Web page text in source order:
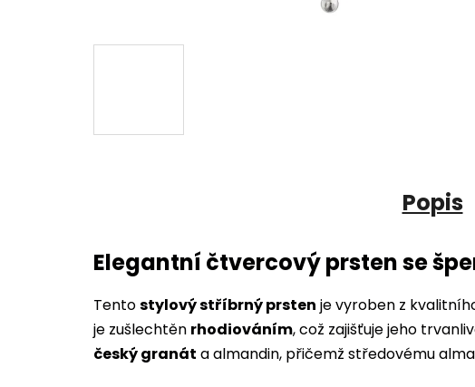
Popis
Elegantní čtvercový prsten se
Tentostylový stříbrný prsten je vyroben z
je zušlechtěn rhodiováním, což zajišťuje jeho
český granát a almandin, přičemž středovému